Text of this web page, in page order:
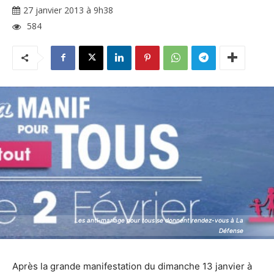
27 janvier 2013 à 9h38
584
Les anti-mariage pour tous se donnent rendez-vous à La
Défense
Les anti-mariage pour tous se donnent rendez-vous à La
Défense
Après la grande manifestation du dimanche 13 janvier à